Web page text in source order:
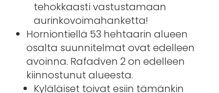
tehokkaasti vastustamaan
aurinkovoimahanketta!
Horniontiellä 53 hehtaarin alueen
osalta suunnitelmat ovat edelleen
avoinna. Rafadven 2 on edelleen
kiinnostunut alueesta.
Kyläläiset toivat esiin tämänkin